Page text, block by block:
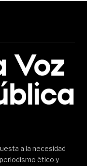
a la necesidad
ético y